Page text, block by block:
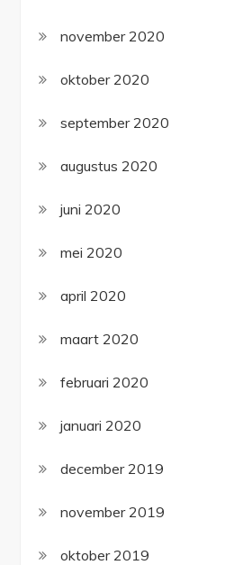
november 2020
oktober 2020
september 2020
augustus 2020
juni 2020
mei 2020
april 2020
maart 2020
februari 2020
januari 2020
december 2019
november 2019
oktober 2019